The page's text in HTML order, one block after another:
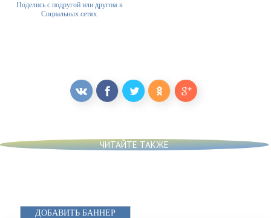
Поделись с подругой или другом в
Социальных сетях.
ЧИТАЙТЕ ТАКЖЕ
ДОБАВИТЬ БАННЕР